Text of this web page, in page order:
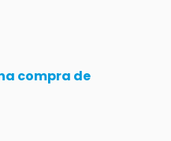
compra de